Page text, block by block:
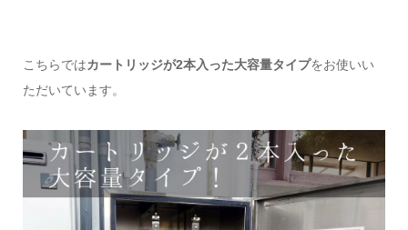
こちらではカートリッジが2本入った大容量タイプをお使いい
ただいています。